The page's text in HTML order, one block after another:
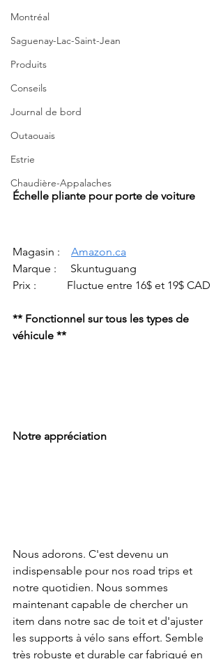
Montréal
Saguenay-Lac-Saint-Jean
Produits
Conseils
Journal de bord
Outaouais
Estrie
Chaudière-Appalaches
Échelle pliante pour porte de voiture
Magasin : Amazon.ca
Marque :     Skuntuguang
Prix :           Fluctue entre 16$ et 19$ CAD
** Fonctionnel sur tous les types de
véhicule **
Notre appréciation
Nous adorons. C'est devenu un
indispensable pour nos road trips et
notre quotidien. Nous sommes
maintenant capable de chercher un
item dans notre sac de toit et d'ajuster
les supports à vélo sans effort. Semble
très robuste et durable car fabriqué en